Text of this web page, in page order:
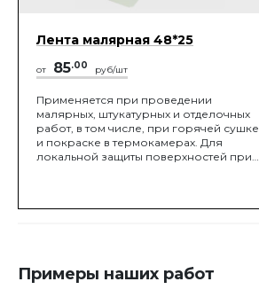
Лента малярная 48*25
от 85.00 руб/шт
Применяется при проведении
малярных, штукатурных и отделочных
работ, в том числе, при горячей сушке
и покраске в термокамерах. Для
локальной защиты поверхностей при
После снятия не оставляет следов на
Примеры наших работ